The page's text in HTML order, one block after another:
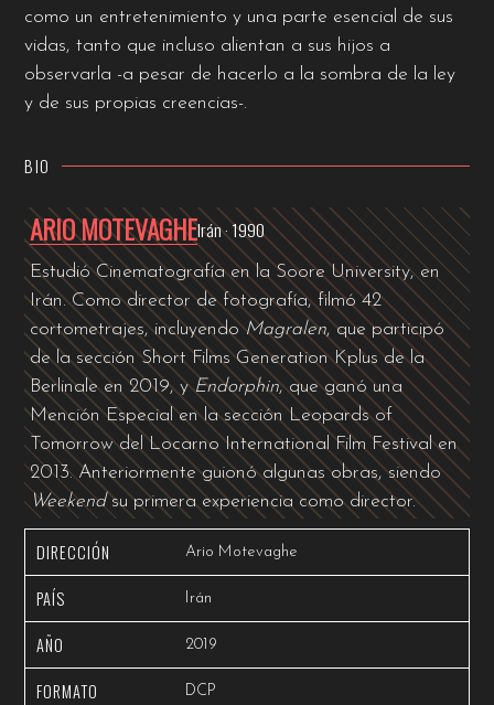
como un entretenimiento y una parte esencial de sus
vidas, tanto que incluso alientan a sus hijos a
observarla -a pesar de hacerlo a la sombra de la ley
y de sus propias creencias-.
BIO
ARIO MOTEVAGHEIrán · 1990
Estudió Cinematografía en la Soore University, en
Irán. Como director de fotografía, filmó 42
cortometrajes, incluyendoMagralen, que participó
de la sección Short Films Generation Kplus de la
Berlinale en 2019, yEndorphin, que ganó una
Mención Especial en la sección Leopards of
Tomorrow del Locarno International Film Festival en
2013. Anteriormente guionó algunas obras, siendo
Weekendsu primera experiencia como director.
DIRECCIÓN Ario Motevaghe
PAÍS Irán
AÑO 2019
FORMATO DCP